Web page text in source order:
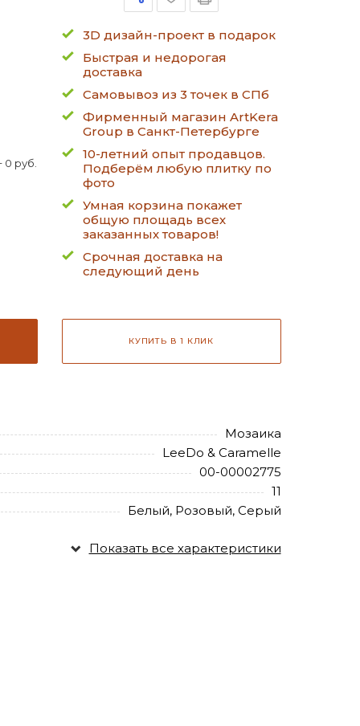
0 руб.
3D дизайн-проект в подарок
Быстрая и недорогая
доставка
Самовывоз из 3 точек в СПб
Фирменный магазин ArtKera
Group в Санкт-Петербурге
10-летний опыт продавцов.
Подберём любую плитку по
фото
Умная корзина покажет
общую площадь всех
заказанных товаров!
Срочная доставка на
следующий день
КУПИТЬ В 1 КЛИК
Мозаика
LeeDo & Caramelle
00-00002775
11
Белый, Розовый, Серый
Показать все характеристики